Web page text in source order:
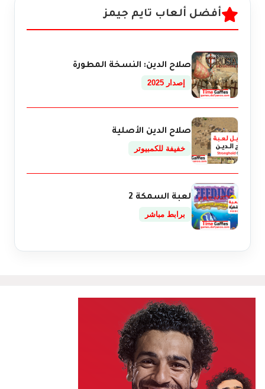
أفضل ألعاب تايم جيمز
صلاح الدين: النسخة المطورة
إصدار 2025
صلاح الدين الأصلية
خفيفة للكمبيوتر
لعبة السمكة 2
برابط مباشر